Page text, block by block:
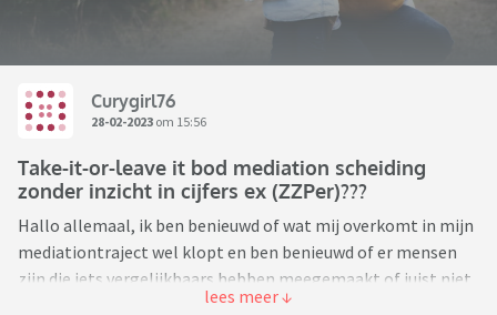
Curygirl76
28-02-2023 om 15:56
Take-it-or-leave it bod mediation scheiding
zonder inzicht in cijfers ex (ZZPer)???
Hallo allemaal, ik ben benieuwd of wat mij overkomt in mijn
mediationtraject wel klopt en ben benieuwd of er mensen
zijn die iets vergelijkbaars hebben meegemaakt of juist niet,
en wat jullie mij zouden adviseren. Excuses voor de omvang